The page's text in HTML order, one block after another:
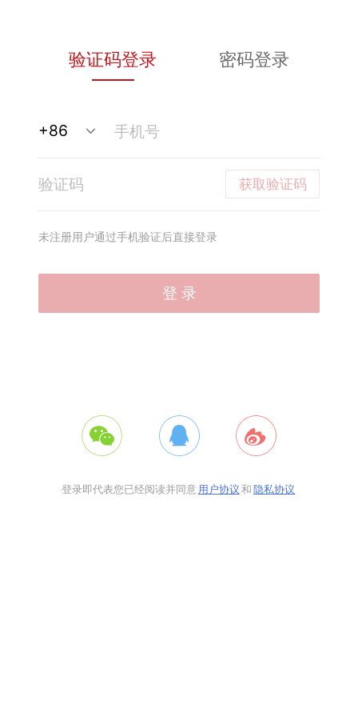
验证码登录 密码登录
获取验证码
未注册用户通过手机验证后直接登录
登 录
登录即代表您已经阅读并同意用户协议和隐私协议